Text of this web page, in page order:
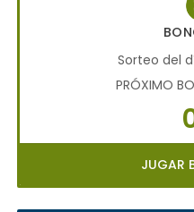
Sorteo del
PRÓXIMO
JUGAR